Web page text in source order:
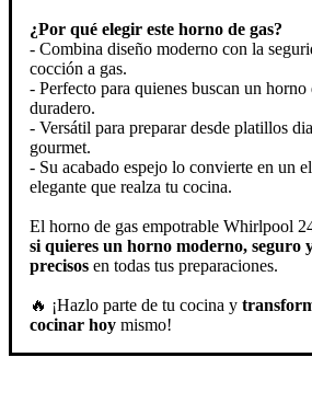
¿Por qué elegir este horno de gas?
- Combina diseño moderno con la
cocción a gas.
- Perfecto para quienes buscan un
duradero.
- Versátil para preparar desde platillos
gourmet.
- Su acabado espejo lo convierte en un
elegante que realza tu cocina.
El horno de gas empotrable Whirlpool
si quieres un horno moderno, seguro
precisos en todas tus preparaciones.
🔥 ¡Hazlo parte de tu cocina y
cocinar hoy mismo!